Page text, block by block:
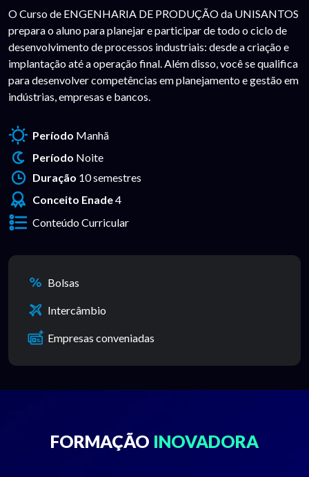
O Curso de ENGENHARIA DE PRODUÇÃO da UNISANTOS
prepara o aluno para planejar e participar de todo o ciclo de
desenvolvimento de processos industriais: desde a criação e
implantação até a operação final. Além disso, você se qualifica
para desenvolver competências em planejamento e gestão em
indústrias, empresas e bancos.
Período Manhã
Período Noite
Duração 10 semestres
Conceito Enade4
Conteúdo Curricular
Bolsas
Intercâmbio
Empresas conveniadas
FORMAÇÃO INOVADORA